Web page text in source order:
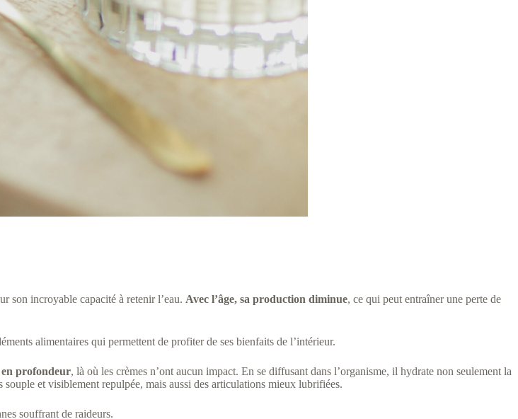
son incroyable capacité à retenir l’eau. Avec l’âge, sa production diminue, ce qui peut entraîner une perte de
alimentaires qui permettent de profiter de ses bienfaits de l’intérieur.
profondeur, là où les crèmes n’ont aucun impact. En se diffusant dans l’organisme, il hydrate non seulement la
souple et visiblement repulpée, mais aussi des articulations mieux lubrifiées.
souffrant de raideurs.